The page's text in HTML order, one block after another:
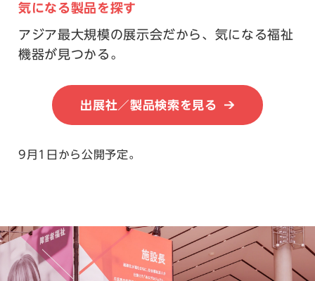
気になる製品を探す
アジア最大規模の展示会だから、気になる福祉
機器が見つかる。
出展社／製品検索を見る
9月1日から公開予定。